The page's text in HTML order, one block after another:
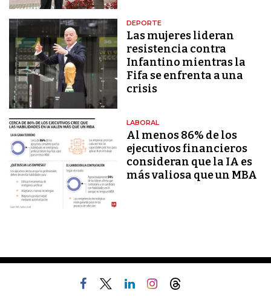
DEPORTE
Las mujeres lideran
resistencia contra
Infantino mientras la
Fifa se enfrenta a una
crisis
LABORAL
Al menos 86% de los
ejecutivos financieros
consideran que la IA es
más valiosa que un MBA